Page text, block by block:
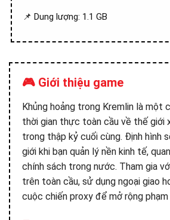
📌 Dung lượng: 1.1 GB
🎮 Giới thiệu game
Khủng hoảng trong Kremlin là một
thời gian thực toàn cầu về thế giới
trong thập kỷ cuối cùng. Định hình
giới khi bạn quản lý nền kinh tế,
chính sách trong nước. Tham gia
trên toàn cầu, sử dụng ngoại giao
cuộc chiến proxy để mở rộng phạm